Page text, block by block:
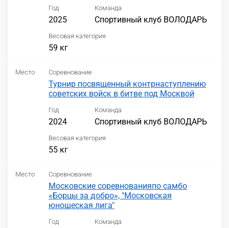
Год
2025
Команда
Спортивный клуб ВОЛОДАРЬ
Весовая категория
59 кг
Место Соревнование
Турнир посвященный контрнаступлению
советских войск в битве под Москвой
Год
2024
Команда
Спортивный клуб ВОЛОДАРЬ
Весовая категория
55 кг
Место Соревнование
Московские соревнованияпо самбо
«Борцы за добро», "Московская
юношеская лига"
Год Команда